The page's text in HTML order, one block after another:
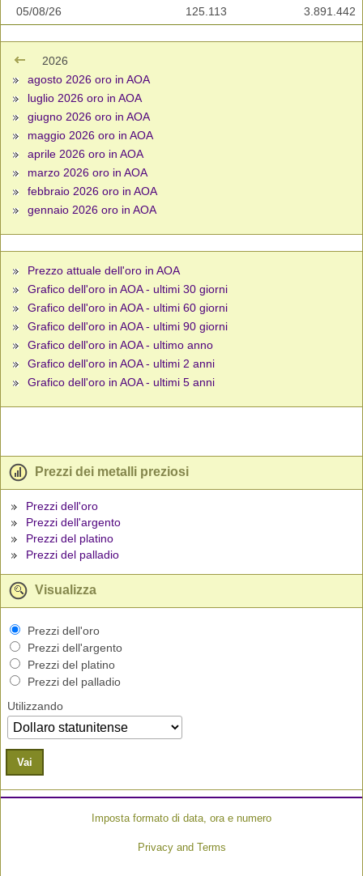
05/08/26 125.113 3.891.442
2026
agosto 2026 oro in AOA
luglio 2026 oro in AOA
giugno 2026 oro in AOA
maggio 2026 oro in AOA
aprile 2026 oro in AOA
marzo 2026 oro in AOA
febbraio 2026 oro in AOA
gennaio 2026 oro in AOA
Prezzo attuale dell'oro in AOA
Grafico dell'oro in AOA - ultimi 30 giorni
Grafico dell'oro in AOA - ultimi 60 giorni
Grafico dell'oro in AOA - ultimi 90 giorni
Grafico dell'oro in AOA - ultimo anno
Grafico dell'oro in AOA - ultimi 2 anni
Grafico dell'oro in AOA - ultimi 5 anni
Prezzi dei metalli preziosi
Prezzi dell'oro
Prezzi dell'argento
Prezzi del platino
Prezzi del palladio
Visualizza
Prezzi dell'oro
Prezzi dell'argento
Prezzi del platino
Prezzi del palladio
Utilizzando
Vai
Imposta formato di data, ora e numero
Privacy and Terms